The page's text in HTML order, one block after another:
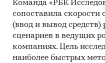
`РОСТЭКСПОСНАБ 8`
Данные игроков ВЭД:
Также в
информация об
поставок:
Команда «РБК
сопоставила скорости
(ввод и вывод
сценариев в ведущих
компаниях. Цель
наиболее быстрых